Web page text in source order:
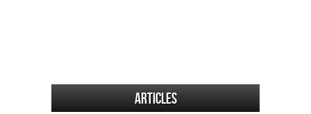
Articles